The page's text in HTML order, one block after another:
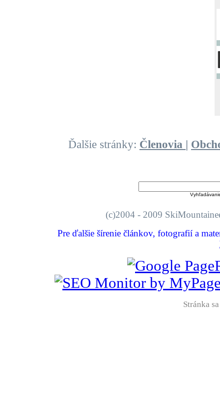
Ďalšie stránky: Členovia |
(c)2004 - 2009
Pre ďalšie šírenie článkov, fotografií a
Stránka